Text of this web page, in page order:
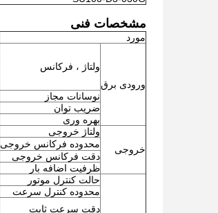
مشخصات فنی
مورد
ورودی برق
ولتاژ ، فرکانس
نوسانات مجاز
ضریب توان
بهره وری
خروجی
ولتاژ خروجی
محدوده فرکانس خروجی
دقت فرکانس خروجی
ظرفیت اضافه بار
حالت کنترل موتور
محدوده کنترل سرعت
دقت سرعت ثابت